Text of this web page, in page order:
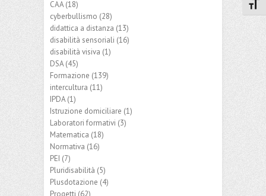
CAA(18)
cyberbullismo (28)
didattica a distanza (13)
disabilità sensoriali (16)
disabilità visiva (1)
DSA(45)
Formazione (139)
intercultura (11)
IPDA(1)
Istruzione domiciliare (1)
Laboratori formativi (3)
Matematica (18)
Normativa (16)
PEI (7)
Pluridisabilità (5)
Plusdotazione (4)
Progetti (62)